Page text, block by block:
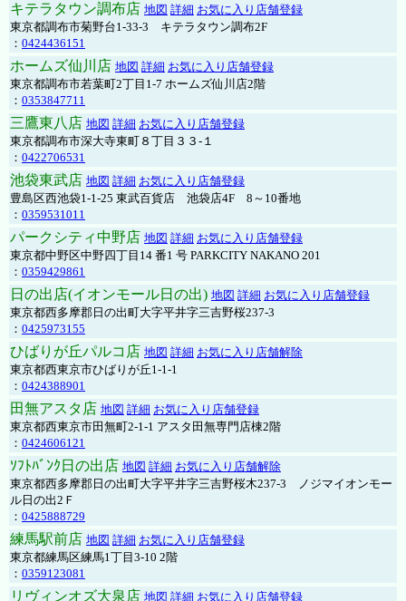
キテラタウン調布店 地図 詳細 お気に入り店舗登録
東京都調布市菊野台1-33-3 キテラタウン調布2F
： 0424436151
ホームズ仙川店 地図 詳細 お気に入り店舗登録
東京都調布市若葉町2丁目1-7 ホームズ仙川店2階
： 0353847711
三鷹東八店 地図 詳細 お気に入り店舗登録
東京都調布市深大寺東町８丁目３３-１
： 0422706531
池袋東武店 地図 詳細 お気に入り店舗登録
豊島区西池袋1-1-25 東武百貨店 池袋店4F 8～10番地
： 0359531011
パークシティ中野店 地図 詳細 お気に入り店舗登録
東京都中野区中野四丁目14 番1 号 PARKCITY NAKANO 201
： 0359429861
日の出店(イオンモール日の出) 地図 詳細 お気に入り店舗登録
東京都西多摩郡日の出町大字平井字三吉野桜237-3
： 0425973155
ひばりが丘パルコ店 地図 詳細 お気に入り店舗解除
東京都西東京市ひばりが丘1-1-1
： 0424388901
田無アスタ店 地図 詳細 お気に入り店舗登録
東京都西東京市田無町2-1-1 アスタ田無専門店棟2階
： 0424606121
ｿﾌﾄﾊﾞﾝｸ日の出店 地図 詳細 お気に入り店舗解除
東京都西多摩郡日の出町大字平井字三吉野桜木237-3 ノジマイオンモー
ル日の出2Ｆ
： 0425888729
練馬駅前店 地図 詳細 お気に入り店舗登録
東京都練馬区練馬1丁目3-10 2階
： 0359123081
リヴィンオズ大泉店 地図 詳細 お気に入り店舗登録